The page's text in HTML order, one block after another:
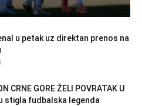
u petak uz direktan prenos na
CRNE GORE ŽELI POVRATAK U
stigla fudbalska legenda